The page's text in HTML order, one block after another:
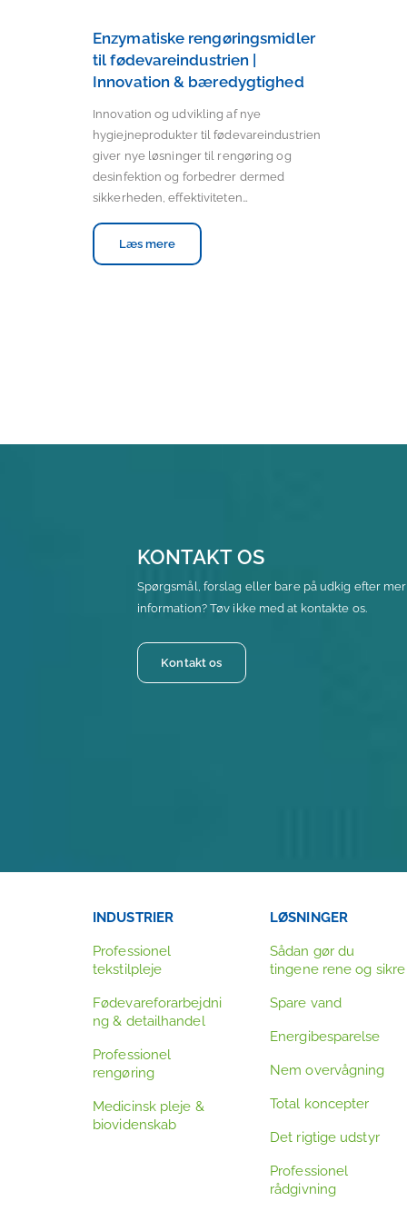
Enzymatiske rengøringsmidler
til fødevareindustrien |
Innovation & bæredygtighed
Innovation og udvikling af nye
hygiejneprodukter til fødevareindustrien
giver nye løsninger til rengøring og
desinfektion og forbedrer dermed
sikkerheden, effektiviteten…
Læs mere
KONTAKT OS
Spørgsmål, forslag eller bare på udkig efter
information? Tøv ikke med at kontakte os.
Kontakt os
INDUSTRIER
Professionel
tekstilpleje
Fødevareforarbejdni
ng & detailhandel
Professionel
rengøring
Medicinsk pleje &
biovidenskab
LØSNINGER
Sådan gør du
tingene rene og sikre
Spare vand
Energibesparelse
Nem overvågning
Total koncepter
Det rigtige udstyr
Professionel
rådgivning